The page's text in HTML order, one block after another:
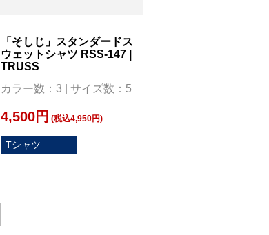
「そしじ」スタンダードス
ウェットシャツ RSS-147 |
TRUSS
カラー数：3 | サイズ数：5
Tシャツ
4,500円 (税込4,950円)